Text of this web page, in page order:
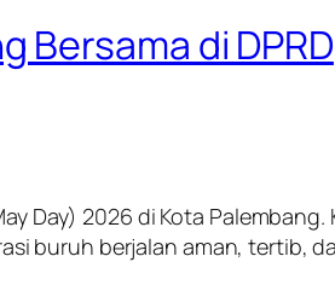
Bersama di DPRD
Day) 2026 di Kota Palembang.
buruh berjalan aman, tertib,